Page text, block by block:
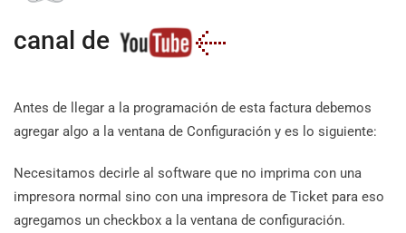
canal de
Antes de llegar a la programación de esta factura debemos
agregar algo a la ventana de Configuración y es lo siguiente:
Necesitamos decirle al software que no imprima con una
impresora normal sino con una impresora de Ticket para eso
agregamos un checkbox a la ventana de configuración.